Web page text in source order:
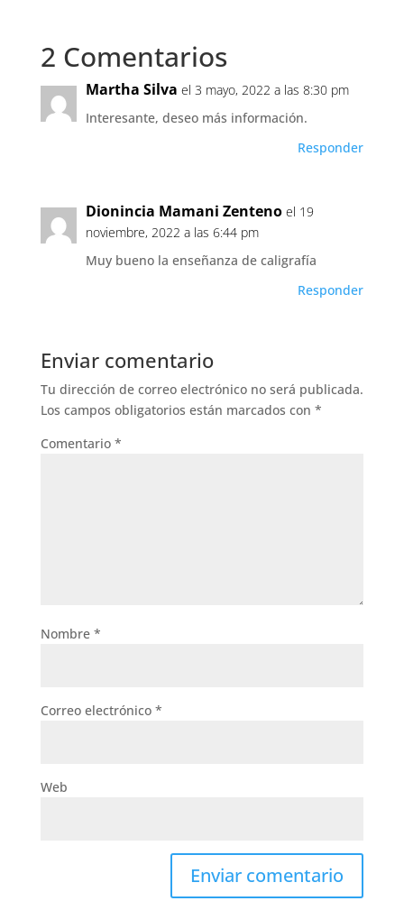
2 Comentarios
Martha Silva el 3 mayo, 2022 a las 8:30 pm
Interesante, deseo más información.
Responder
Dionincia Mamani Zenteno el 19
noviembre, 2022 a las 6:44 pm
Muy bueno la enseñanza de caligrafía
Responder
Enviar comentario
Tu dirección de correo electrónico no será publicada.
Los campos obligatorios están marcados con *
Comentario *
Nombre *
Correo electrónico *
Web